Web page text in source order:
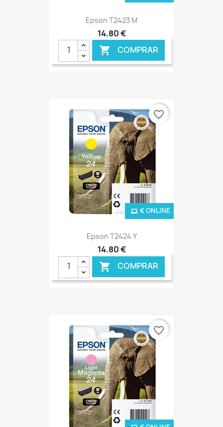
Epson T2423 M
14,80 €
 COMPRAR
Epson T2424 Y
14,80 €
 COMPRAR
€ ONLINE
favorite_border
favorite_border